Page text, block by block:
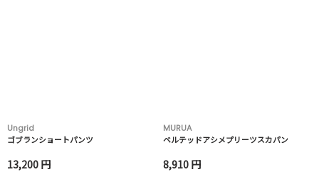
Ungrid
ゴブランショートパンツ
13,200 円
MURUA
ベルテッドアシメプリーツスカパン
8,910 円